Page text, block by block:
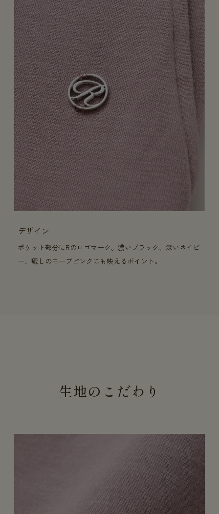
デザイン
ポケット部分にRのロゴマーク。濃いブラック、深いネイビ
ー、癒しのモーブピンクにも映えるポイント。
生地のこだわり